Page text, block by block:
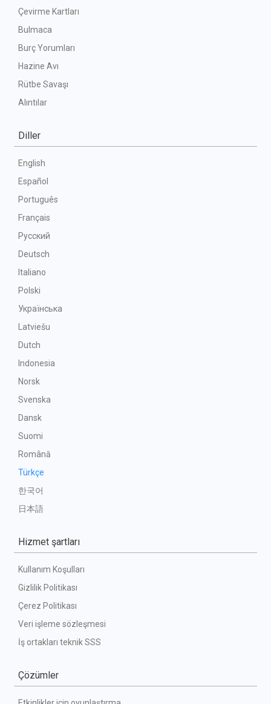
Çevirme Kartları
Bulmaca
Burç Yorumları
Hazine Avı
Rütbe Savaşı
Alıntılar
Diller
English
Español
Português
Français
Русский
Deutsch
Italiano
Polski
Українська
Latviešu
Dutch
Indonesia
Norsk
Svenska
Dansk
Suomi
Română
Türkçe
한국어
日本語
Hizmet şartları
Kullanım Koşulları
Gizlilik Politikası
Çerez Politikası
Veri işleme sözleşmesi
İş ortakları teknik SSS
Çözümler